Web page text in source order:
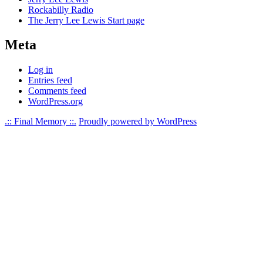
Rockabilly Radio
The Jerry Lee Lewis Start page
Meta
Log in
Entries feed
Comments feed
WordPress.org
.:: Final Memory ::. Proudly powered by WordPress